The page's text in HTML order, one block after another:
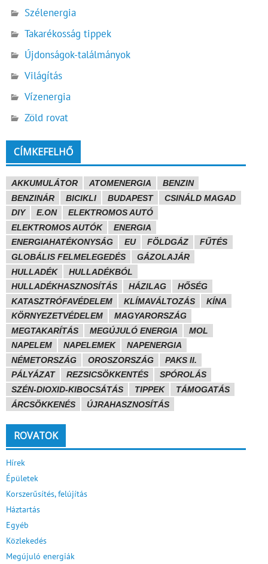
Szélenergia
Takarékosság tippek
Újdonságok-találmányok
Világítás
Vízenergia
Zöld rovat
CÍMKEFELHŐ
AKKUMULÁTOR ATOMENERGIA
BENZIN
BENZINÁR
BICIKLI BUDAPEST
CSINÁLD MAGAD
DIY
E.ON
ELEKTROMOS AUTÓ
ELEKTROMOS AUTÓK
ENERGIA
ENERGIAHATÉKONYSÁG
EU FÖLDGÁZ
FŰTÉS
GLOBÁLIS FELMELEGEDÉS
GÁZOLAJÁR
HULLADÉK
HULLADÉKBÓL
HULLADÉKHASZNOSÍTÁS
HÁZILAG
HŐSÉG
KATASZTRÓFAVÉDELEM
KLÍMAVÁLTOZÁS
KÍNA
KÖRNYEZETVÉDELEM
MAGYARORSZÁG
MEGTAKARÍTÁS
MEGÚJULÓ ENERGIA
MOL
NAPELEM
NAPELEMEK
NAPENERGIA
NÉMETORSZÁG
OROSZORSZÁG
PAKS II.
PÁLYÁZAT
REZSICSÖKKENTÉS
SPÓROLÁS
SZÉN-DIOXID-KIBOCSÁTÁS
TIPPEK
TÁMOGATÁS
ÁRCSÖKKENÉS
ÚJRAHASZNOSÍTÁS
ROVATOK
Hírek
Épületek
Korszerűsítés, felújítás
Háztartás
Egyéb
Közlekedés
Megújuló energiák